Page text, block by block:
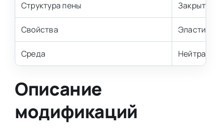
Структура пены Закрытая
Свойства
Среда
Описание
модификаций